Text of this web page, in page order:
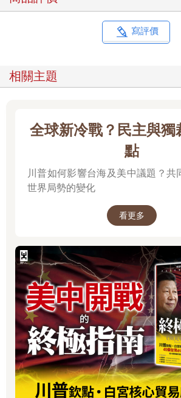
寫評價
相關主題
全球新冷戰？民主與獨
點
川普如何影響台海及美中議題？共
世界局勢的變化
看更多